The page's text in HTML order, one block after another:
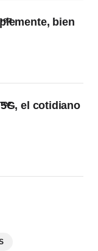
bien
el cotidiano